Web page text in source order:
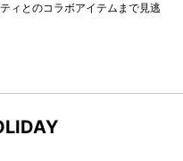
ィとのコラボアイテムまで見逃